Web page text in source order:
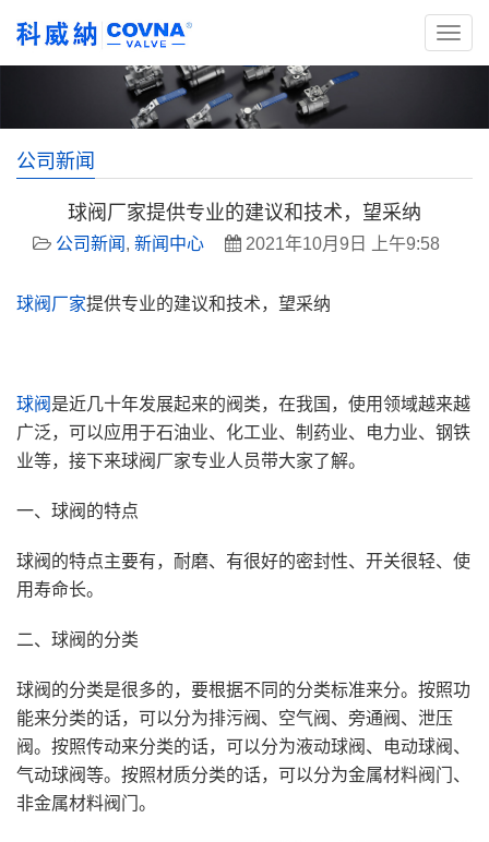
公司新闻
球阀厂家提供专业的建议和技术，望采纳
公司新闻 , 新闻中心 2021年10月9日 上午9:58
球阀厂家提供专业的建议和技术，望采纳
球阀 是近几十年发展起来的阀类，在我国，使用领域越来越
广泛，可以应用于石油业、化工业、制药业、电力业、钢铁
业等，接下来球阀厂家专业人员带大家了解。
一、球阀的特点
球阀的特点主要有，耐磨、有很好的密封性、开关很轻、使
用寿命长。
二、球阀的分类
球阀的分类是很多的，要根据不同的分类标准来分。按照功
能来分类的话，可以分为排污阀、空气阀、旁通阀、泄压
阀。按照传动来分类的话，可以分为液动球阀、电动球阀、
气动球阀等。按照材质分类的话，可以分为金属材料阀门、
非金属材料阀门。